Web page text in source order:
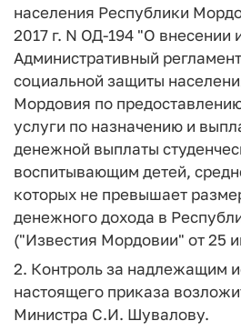
населения Республики
2017 г. N ОД-194 "О внесении
Административный
социальной защиты
Мордовия по
услуги по назначению и
денежной выплаты
воспитывающим детей,
которых не превышает
денежного дохода в
("Известия Мордовии" от 25
2. Контроль за надлежащим
настоящего приказа
Министра С.И. Шувалову.